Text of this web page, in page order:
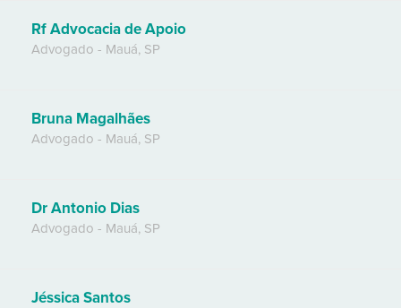
Rf Advocacia de Apoio
Advogado - Mauá, SP
Bruna Magalhães
Advogado - Mauá, SP
Dr Antonio Dias
Advogado - Mauá, SP
Jéssica Santos